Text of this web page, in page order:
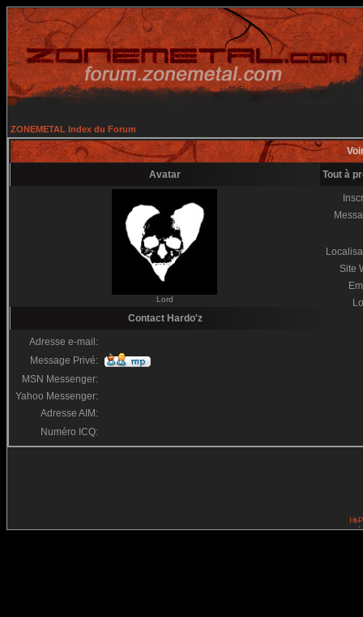
ZONEMETAL Index du Forum
Avatar Tout à
Lord
Site
Contact Hardo'z
Adresse e-mail:
Message Privé:
MSN Messenger:
Yahoo Messenger:
Adresse AIM:
Numéro ICQ: